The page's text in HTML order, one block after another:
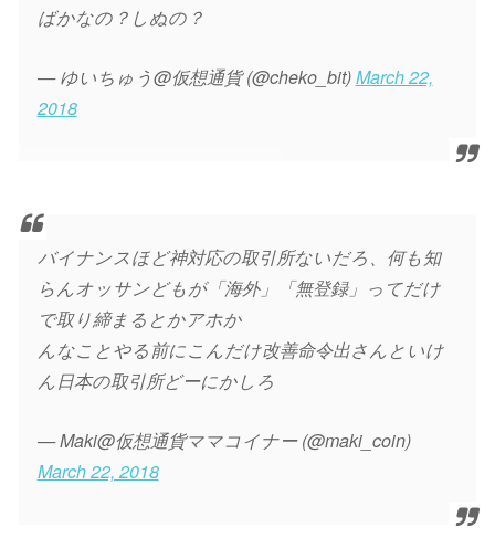
ばかなの？しぬの？
— ゆいちゅう@仮想通貨 (@cheko_bit)March 22,
2018
バイナンスほど神対応の取引所ないだろ、何も知
らんオッサンどもが「海外」「無登録」ってだけ
で取り締まるとかアホか
んなことやる前にこんだけ改善命令出さんといけ
ん日本の取引所どーにかしろ
— Maki@仮想通貨ママコイナー (@maki_coin)
March 22, 2018